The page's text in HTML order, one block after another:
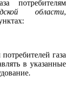
потребителям
области,
газа
в указанные